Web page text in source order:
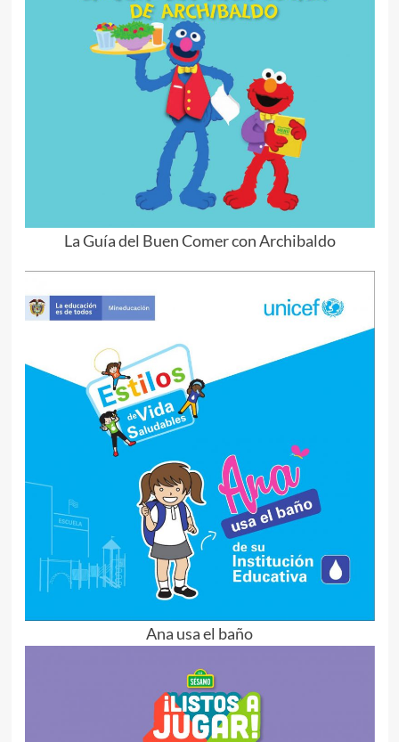
La Guía del Buen Comer con Archibaldo
Ana usa el baño